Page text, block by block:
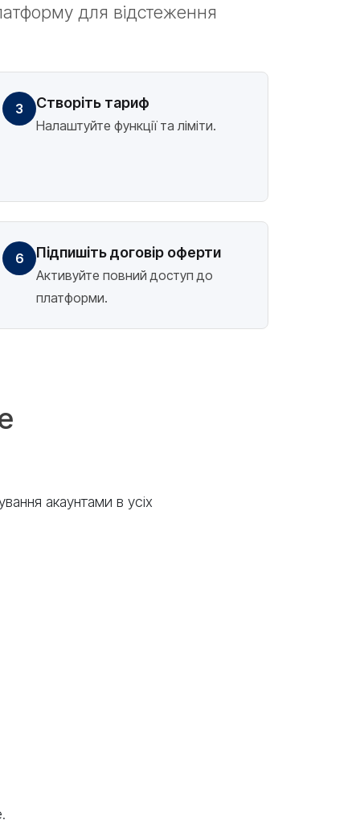
для відстеження
3 Створіть тариф
Налаштуйте функції та ліміти.
6 Підпишіть договір оферти
Активуйте повний доступ до
платформи.
акаунтами в усіх